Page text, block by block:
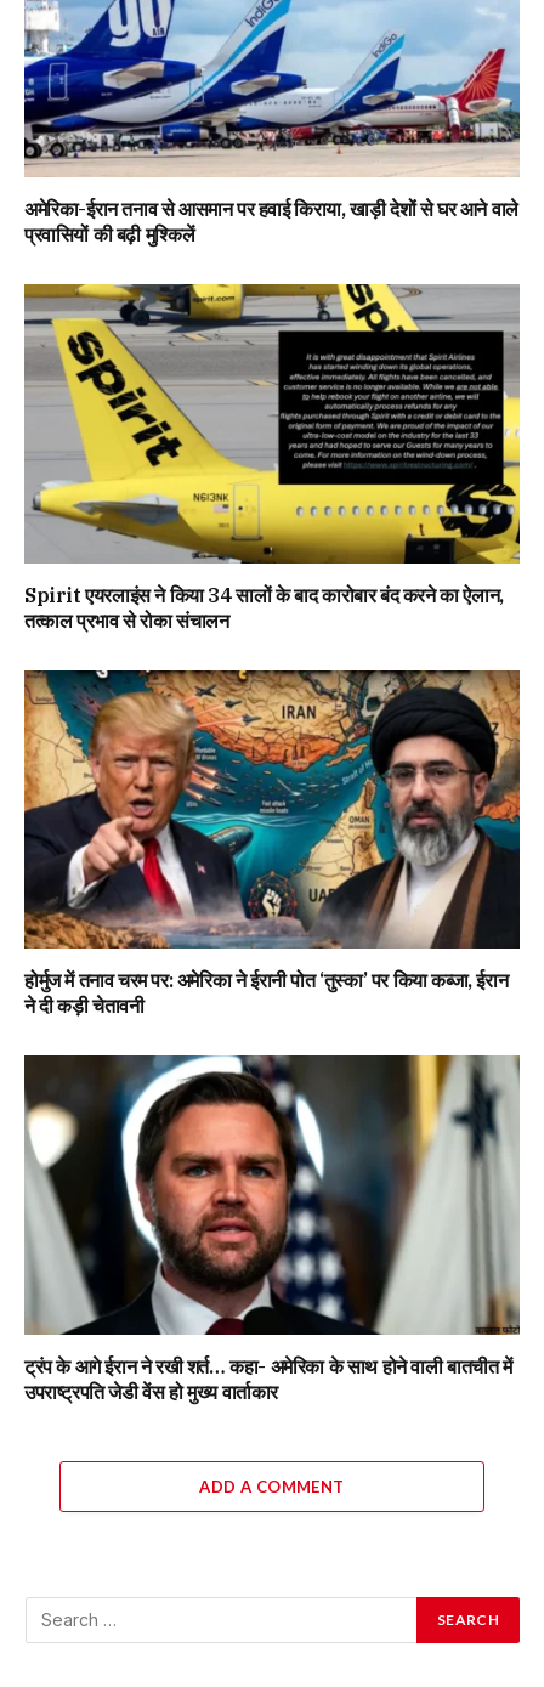
अमेरिका-ईरान तनाव से आसमान पर हवाई किराया, खाड़ी देशों से घर आने वाले
प्रवासियों की बढ़ी मुश्किलें
Spirit एयरलाइंस ने किया 34 सालों के बाद कारोबार बंद करने का ऐलान,
तत्काल प्रभाव से रोका संचालन
होर्मुज में तनाव चरम पर: अमेरिका ने ईरानी पोत ‘तुस्का’ पर किया कब्जा, ईरान
ने दी कड़ी चेतावनी
ट्रंप के आगे ईरान ने रखी शर्त… कहा- अमेरिका के साथ होने वाली बातचीत में
उपराष्ट्रपति जेडी वेंस हो मुख्य वार्ताकार
ADD A COMMENT